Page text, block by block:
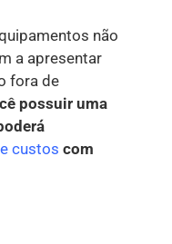
não
a apresentar
fora de
possuir uma
custos com